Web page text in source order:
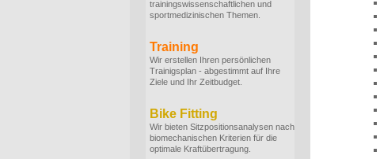
trainingswissenschaftlichen und
sportmedizinischen Themen.
Training
Wir erstellen Ihren persönlichen
Trainigsplan - abgestimmt auf Ihre
Ziele und Ihr Zeitbudget.
Bike Fitting
Wir bieten Sitzpositionsanalysen nach
biomechanischen Kriterien für die
optimale Kraftübertragung.